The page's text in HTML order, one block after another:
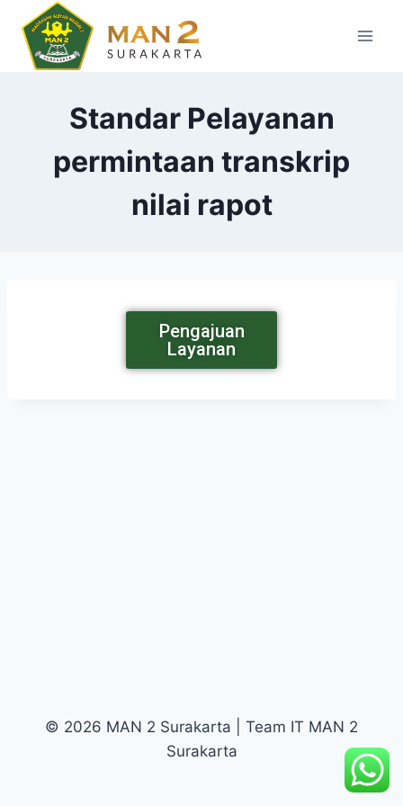
Standar Pelayanan
permintaan transkrip
nilai rapot
Pengajuan
Layanan
© 2026 MAN 2 Surakarta | Team IT MAN 2
Surakarta